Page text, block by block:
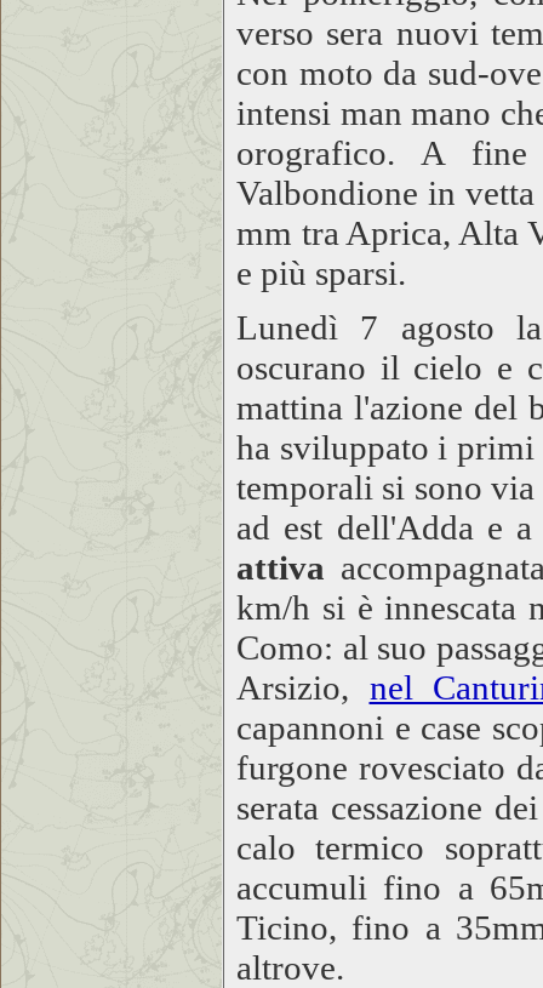
verso sera nuovi
con moto da sud-
intensi man mano
orografico. A
Valbondione in
mm tra Aprica, Alta
e più sparsi.
Lunedì 7 agosto
oscurano il cielo e
mattina l'azione del
ha sviluppato i primi
temporali si sono
ad est dell'Adda e
attiva
km/h si è innescata
Como: al suo
Arsizio, nel
capannoni e case
furgone rovesciato
serata cessazione
calo termico
accumuli fino a
Ticino, fino a
altrove.